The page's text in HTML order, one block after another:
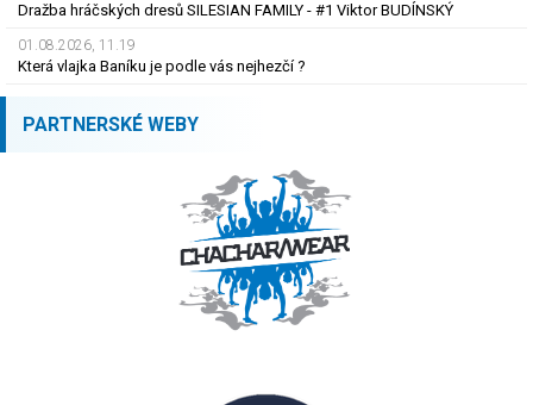
Dražba hráčských dresů SILESIAN FAMILY - #1 Viktor BUDÍNSKÝ
01.08.2026, 11.19
Která vlajka Baníku je podle vás nejhezčí ?
PARTNERSKÉ WEBY